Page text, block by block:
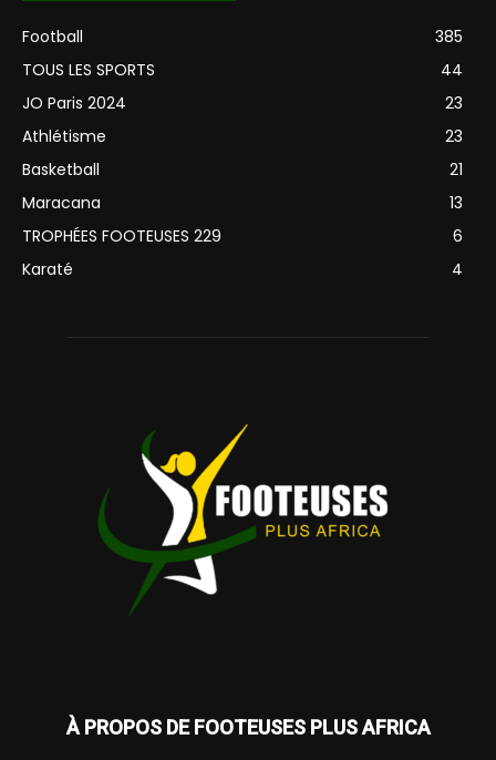
Football
385
TOUS LES SPORTS
44
JO Paris 2024
23
Athlétisme
23
Basketball
21
Maracana
13
TROPHÉES FOOTEUSES 229
6
Karaté
4
À PROPOS DE FOOTEUSES PLUS AFRICA